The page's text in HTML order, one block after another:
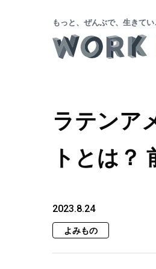
もっと、ぜんぶで、生きてい
ラテンア
トとは？
2023.8.24
よみもの